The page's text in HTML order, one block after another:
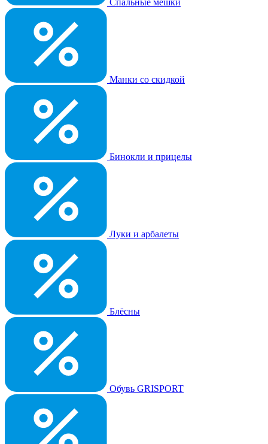
Спальные мешки
Манки со скидкой
Бинокли и прицелы
Луки и арбалеты
Блёсны
Обувь GRISPORT